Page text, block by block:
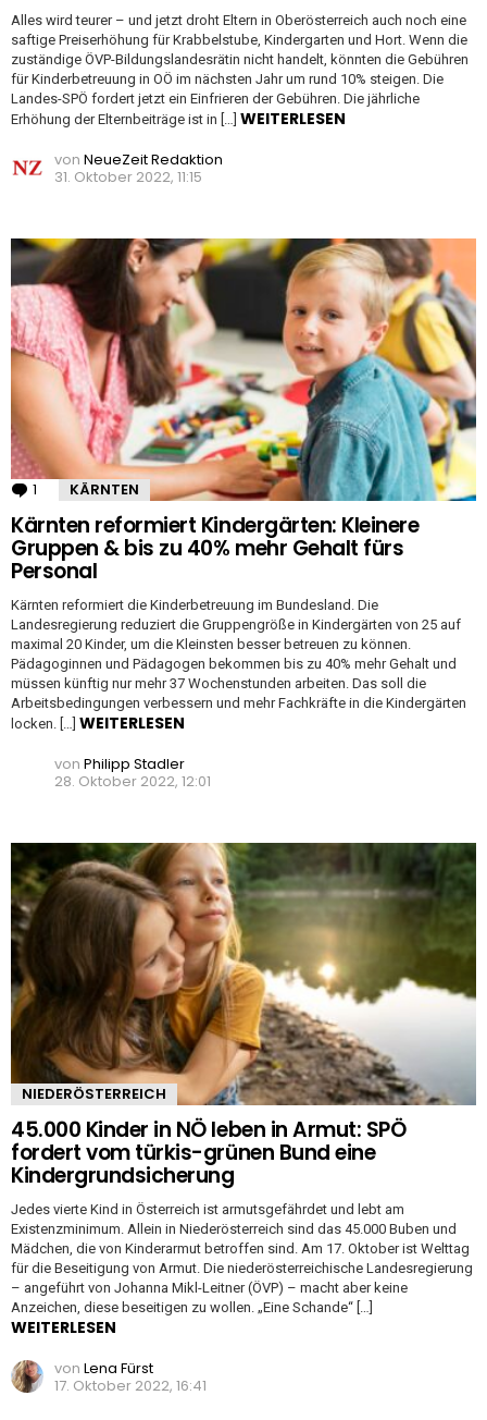
Alles wird teurer – und jetzt droht Eltern in Oberösterreich auch noch eine
saftige Preiserhöhung für Krabbelstube, Kindergarten und Hort. Wenn die
zuständige ÖVP-Bildungslandesrätin nicht handelt, könnten die Gebühren
für Kinderbetreuung in OÖ im nächsten Jahr um rund 10% steigen. Die
Landes-SPÖ fordert jetzt ein Einfrieren der Gebühren. Die jährliche
Erhöhung der Elternbeiträge ist in […] WEITERLESEN
von NeueZeit Redaktion
31. Oktober 2022, 11:15
1 Kommentar
KÄRNTEN
Kärnten reformiert Kindergärten: Kleinere
Gruppen & bis zu 40% mehr Gehalt fürs
Personal
Kärnten reformiert die Kinderbetreuung im Bundesland. Die
Landesregierung reduziert die Gruppengröße in Kindergärten von 25 auf
maximal 20 Kinder, um die Kleinsten besser betreuen zu können.
Pädagoginnen und Pädagogen bekommen bis zu 40% mehr Gehalt und
müssen künftig nur mehr 37 Wochenstunden arbeiten. Das soll die
Arbeitsbedingungen verbessern und mehr Fachkräfte in die Kindergärten
locken. […] WEITERLESEN
von Philipp Stadler
28. Oktober 2022, 12:01
NIEDERÖSTERREICH
45.000 Kinder in NÖ leben in Armut: SPÖ
fordert vom türkis-grünen Bund eine
Kindergrundsicherung
Jedes vierte Kind in Österreich ist armutsgefährdet und lebt am
Existenzminimum. Allein in Niederösterreich sind das 45.000 Buben und
Mädchen, die von Kinderarmut betroffen sind. Am 17. Oktober ist Welttag
für die Beseitigung von Armut. Die niederösterreichische Landesregierung
– angeführt von Johanna Mikl-Leitner (ÖVP) – macht aber keine
Anzeichen, diese beseitigen zu wollen. „Eine Schande“ […]
WEITERLESEN
von Lena Fürst
17. Oktober 2022, 16:41